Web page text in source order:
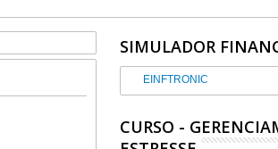
SIMULADOR
EINFTRONIC
CURSO -